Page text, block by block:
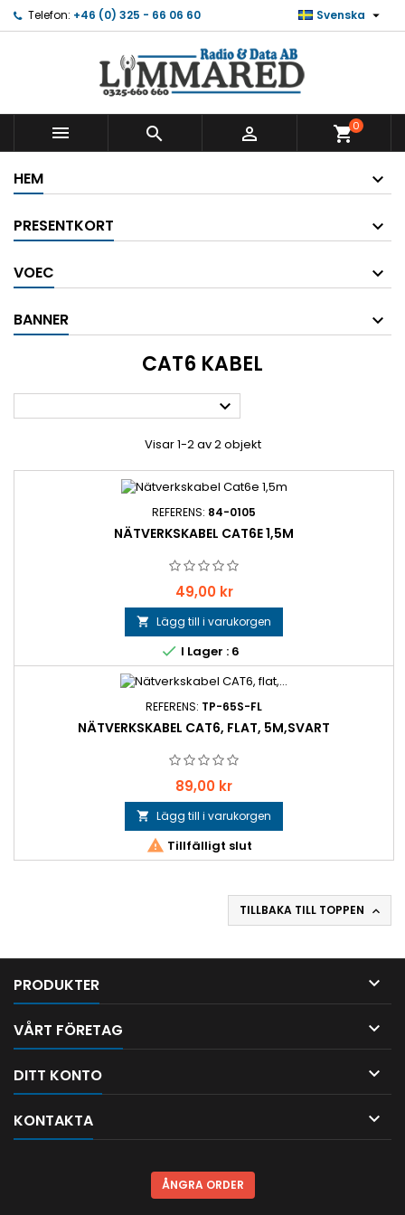
Telefon: +46 (0) 325 - 66 06 60 Svenska 
   shopping_cart0
HEM
PRESENTKORT
VOEC
BANNER
CAT6 KABEL

Visar 1-2 av 2 objekt
REFERENS: 84-0105
NÄTVERKSKABEL CAT6E 1,5M
Pris
49,00 kr
 Lägg till i varukorgen
 I Lager : 6
REFERENS: TP-65S-FL
NÄTVERKSKABEL CAT6, FLAT, 5M,SVART
Pris
89,00 kr
 Lägg till i varukorgen
 Tillfälligt slut
TILLBAKA TILL TOPPEN 
PRODUKTER 
VÅRT FÖRETAG 
DITT KONTO 
KONTAKTA 
ÅNGRA ORDER